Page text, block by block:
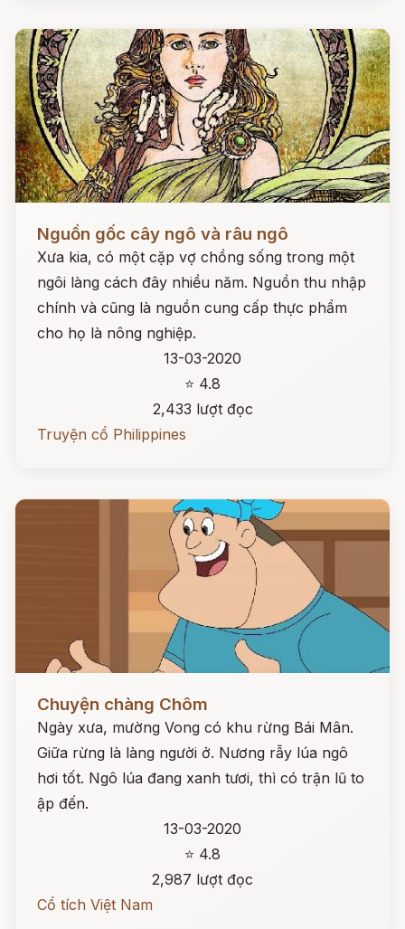
Đọc ngay
Nguồn gốc cây ngô và râu ngô
Xưa kia, có một cặp vợ chồng sống trong một
ngôi làng cách đây nhiều năm. Nguồn thu nhập
chính và cũng là nguồn cung cấp thực phẩm
cho họ là nông nghiệp.
13-03-2020
⭐ 4.8
2,433 lượt đọc
Truyện cổ Philippines
Chuyện chàng Chôm
Ngày xưa, mường Vong có khu rừng Bái Mân.
Giữa rừng là làng người ở. Nương rẫy lúa ngô
hơi tốt. Ngô lúa đang xanh tươi, thì có trận lũ to
ập đến.
13-03-2020
⭐ 4.8
2,987 lượt đọc
Cổ tích Việt Nam